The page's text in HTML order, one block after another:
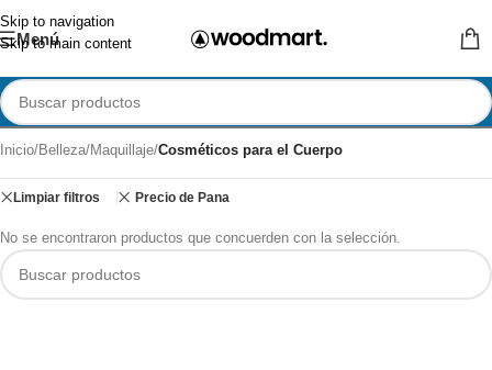
Skip to navigation
Skip to main content
Menú
Inicio/Belleza/Maquillaje/Cosméticos para el Cuerpo
Limpiar filtros Precio de Pana
No se encontraron productos que concuerden con la selección.